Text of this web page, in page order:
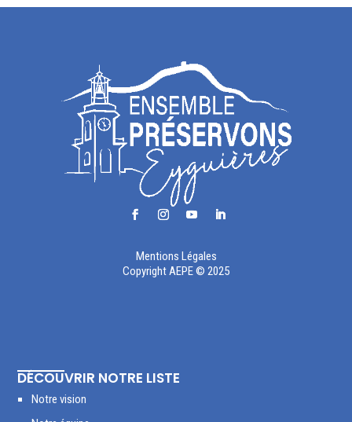
Mentions Légales
Copyright AEPE © 2025
DÉCOUVRIR NOTRE LISTE
Notre vision